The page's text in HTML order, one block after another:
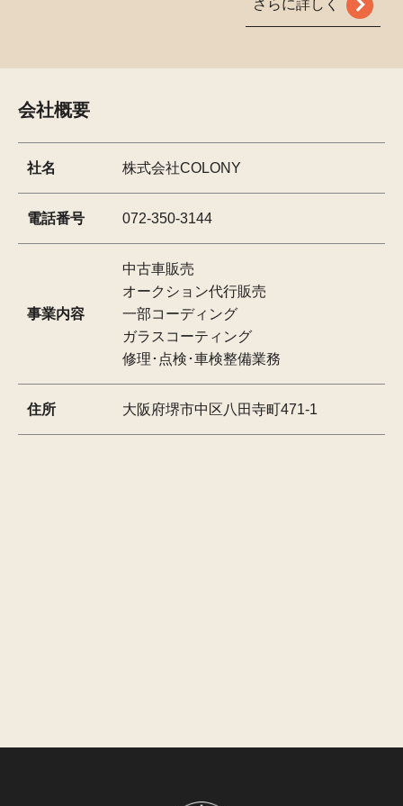
さらに詳しく
会社概要
社名 株式会社COLONY
電話番号 072-350-3144
事業内容
中古車販売
オークション代行販売
一部コーディング
ガラスコーティング
修理･点検･車検整備業務
住所 大阪府堺市中区八田寺町471-1